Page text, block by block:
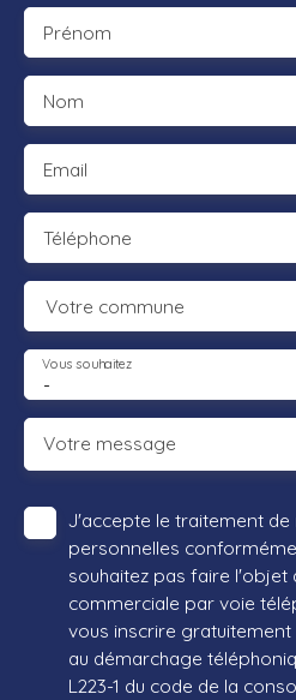
Prénom
Nom
Email
Téléphone
Votre commune
-
Vous souhaitez
Votre message
J'accepte le traitement de
personnelles
souhaitez pas faire
commerciale par voie
vous inscrire
au démarchage
L223-1 du code de la